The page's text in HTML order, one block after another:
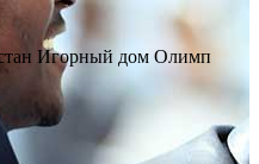
Игорный дом Олимп